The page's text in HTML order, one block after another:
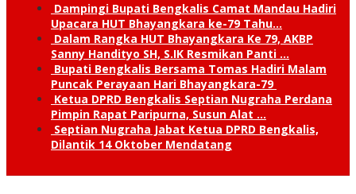
Dampingi Bupati Bengkalis Camat Mandau Hadiri
Upacara HUT Bhayangkara ke-79 Tahu…
Dalam Rangka HUT Bhayangkara Ke 79, AKBP
Sanny Handityo SH, S.IK Resmikan Panti …
Bupati Bengkalis Bersama Tomas Hadiri Malam
Puncak Perayaan Hari Bhayangkara-79
Ketua DPRD Bengkalis Septian Nugraha Perdana
Pimpin Rapat Paripurna, Susun Alat …
Septian Nugraha Jabat Ketua DPRD Bengkalis,
Dilantik 14 Oktober Mendatang